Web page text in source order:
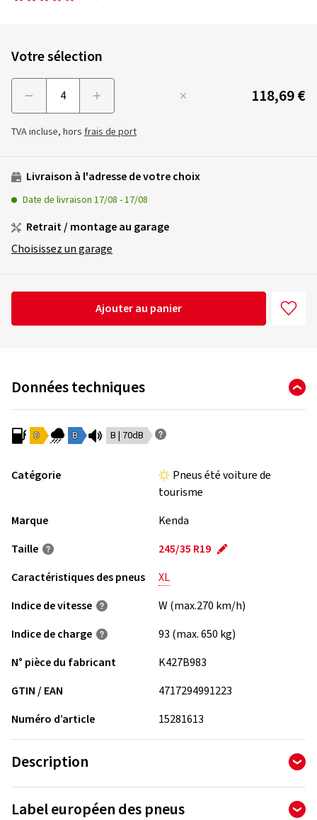
Votre sélection
118,69 €
TVA incluse, hors frais de port
Livraison à l'adresse de votre choix
Date de livraison 17/08 -17/08
Retrait / montage au garage
Choisissez un garage
Ajouter au panier
Données techniques
D B B | 70dB
Catégorie
Pneus été voiture de
tourisme
Marque
Kenda
Taille
245/35 R19
Caractéristiques des pneus
XL
Indice de vitesse
W (max.270 km/h)
Indice de charge
93 (max. 650 kg)
N° pièce du fabricant
K427B983
GTIN / EAN
4717294991223
Numéro d’article
15281613
Description
Le Kenda Emera A1 KR 41 est un pneu asiatique de qualité. Ce
pneu a été produit par un fabricant expérimenté dans le
Label européen des pneus